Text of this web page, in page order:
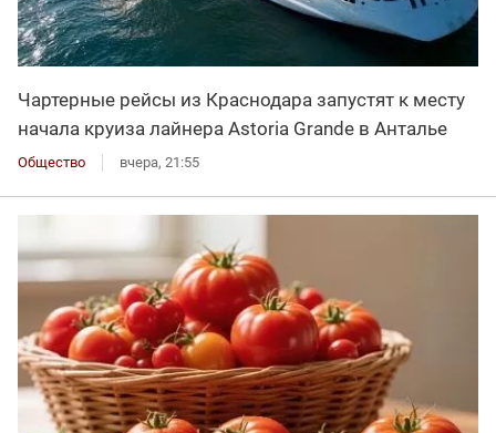
Чартерные рейсы из Краснодара запустят к месту
начала круиза лайнера Astoria Grande в Анталье
Общество вчера, 21:55